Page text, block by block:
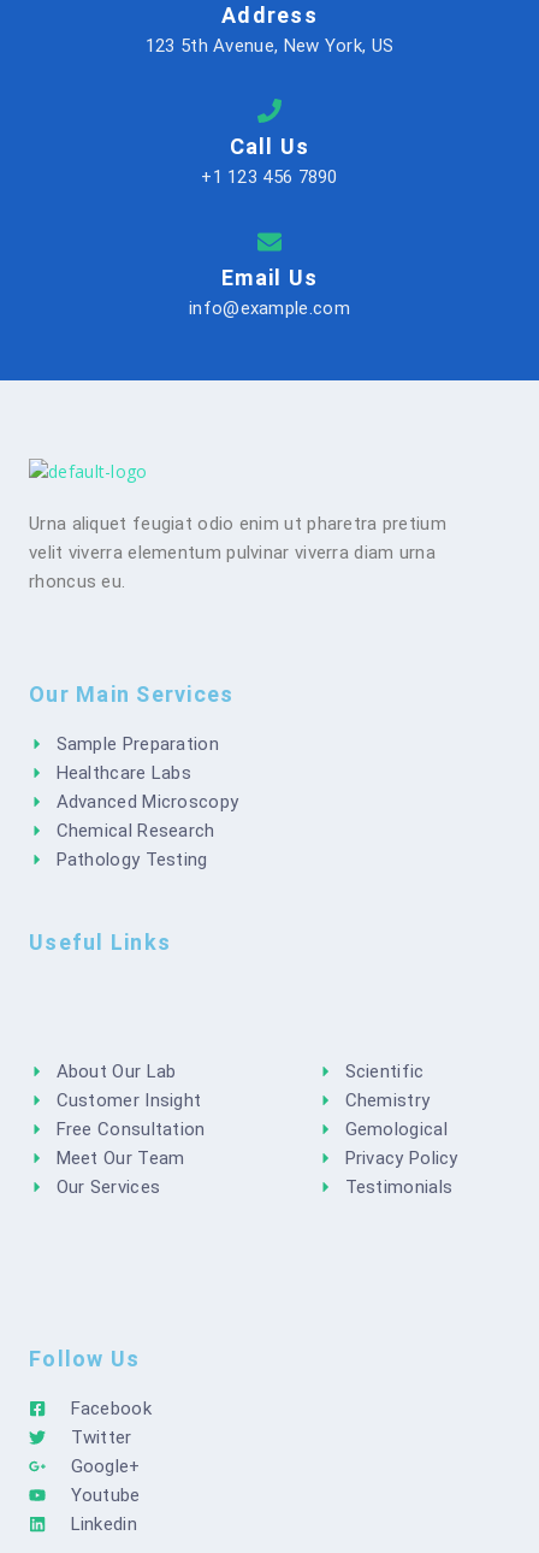
Address
123 5th Avenue, New York, US
Call Us
+1 123 456 7890
Email Us
info@example.com
Urna aliquet feugiat odio enim ut pharetra pretium
velit viverra elementum pulvinar viverra diam urna
rhoncus eu.
Our Main Services
Sample Preparation
Healthcare Labs
Advanced Microscopy
Chemical Research
Pathology Testing
Useful Links
About Our Lab
Customer Insight
Free Consultation
Meet Our Team
Our Services
Scientific
Chemistry
Gemological
Privacy Policy
Testimonials
Follow Us
Facebook
Twitter
Google+
Youtube
Linkedin